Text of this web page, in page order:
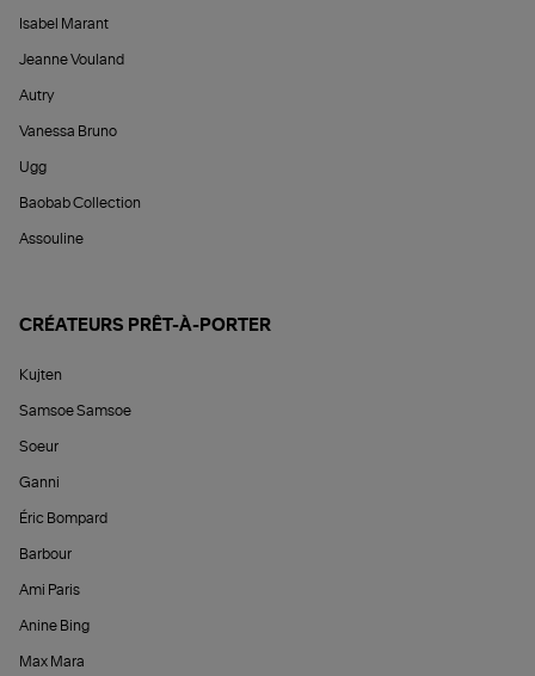
Isabel Marant
Jeanne Vouland
Autry
Vanessa Bruno
Ugg
Baobab Collection
Assouline
CRÉATEURS PRÊT-À-PORTER
Kujten
Samsoe Samsoe
Soeur
Ganni
Éric Bompard
Barbour
Ami Paris
Anine Bing
Max Mara